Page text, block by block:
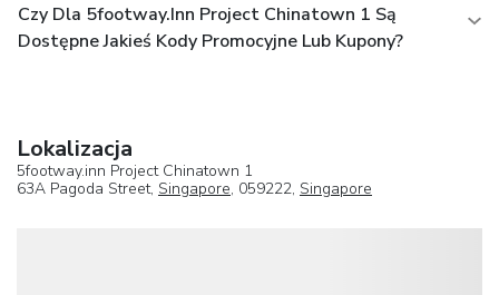
Czy Dla 5footway.inn Project Chinatown 1 Są
Dostępne Jakieś Kody Promocyjne Lub Kupony?
Lokalizacja
5footway.inn Project Chinatown 1
63A Pagoda Street, Singapore, 059222, Singapore